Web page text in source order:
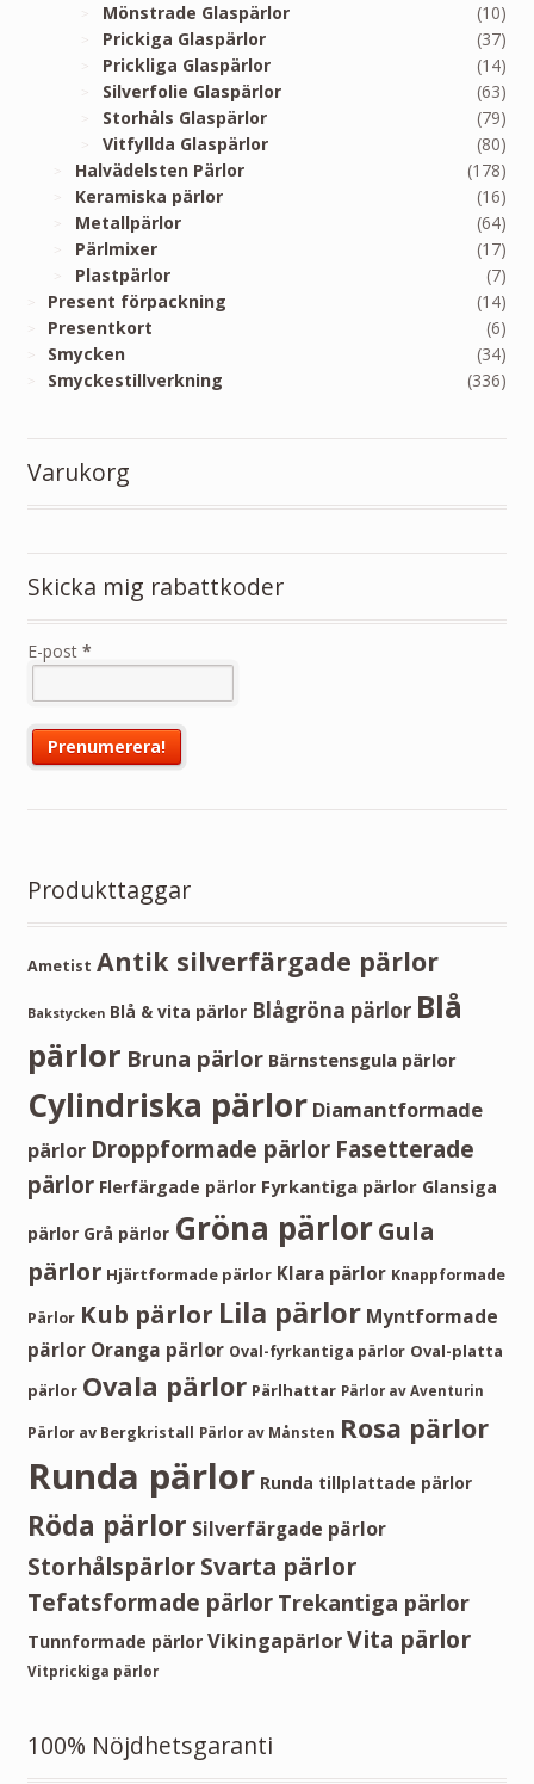
Mönstrade Glaspärlor
(10)
Prickiga Glaspärlor
(37)
Prickliga Glaspärlor
(14)
Silverfolie Glaspärlor
(63)
Storhåls Glaspärlor
(79)
Vitfyllda Glaspärlor
(80)
Halvädelsten Pärlor
(178)
Keramiska pärlor
(16)
Metallpärlor
(64)
Pärlmixer
(17)
Plastpärlor
(7)
Present förpackning
(14)
Presentkort
(6)
Smycken
(34)
Smyckestillverkning
(336)
Varukorg
Skicka mig rabattkoder
E-post *
Produkttaggar
Ametist Antik silverfärgade pärlor
Bakstycken Blå & vita pärlor Blågröna pärlor Blå
pärlor Bruna pärlor Bärnstensgula pärlor
Cylindriska pärlor Diamantformade
pärlor Droppformade pärlor Fasetterade
pärlor Flerfärgade pärlor Fyrkantiga pärlor Glansiga
pärlor Grå pärlor Gröna pärlorGula
pärlor Hjärtformade pärlor Klara pärlor Knappformade
Pärlor Kub pärlor Lila pärlor Myntformade
pärlor Oranga pärlor Oval-fyrkantiga pärlor Oval-platta
pärlor Ovala pärlor Pärlhattar Pärlor av Aventurin
Pärlor av Bergkristall Pärlor av Månsten Rosa pärlor
Runda pärlor Runda tillplattade pärlor
Röda pärlor Silverfärgade pärlor
StorhålspärlorSvarta pärlor
Tefatsformade pärlor Trekantiga pärlor
Tunnformade pärlor VikingapärlorVita pärlor
Vitprickiga pärlor
100% Nöjdhetsgaranti